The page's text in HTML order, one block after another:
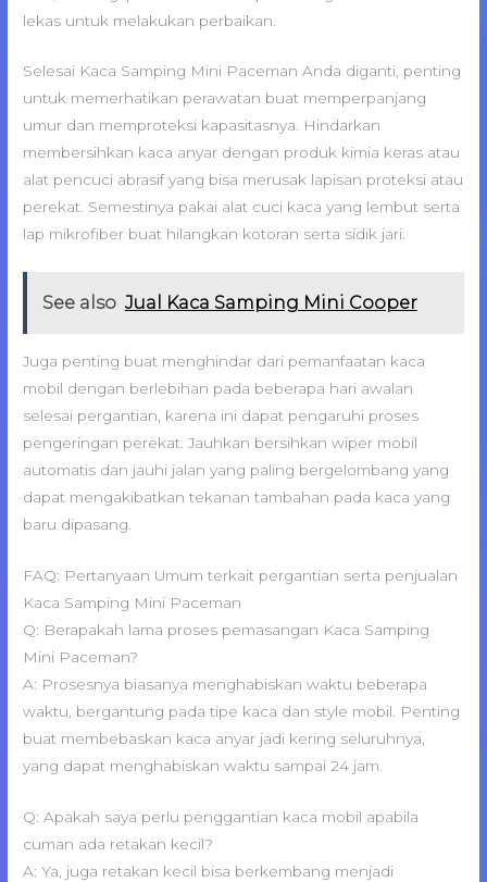
lekas untuk melakukan perbaikan.
Selesai Kaca Samping Mini Paceman Anda diganti, penting
untuk memerhatikan perawatan buat memperpanjang
umur dan memproteksi kapasitasnya. Hindarkan
membersihkan kaca anyar dengan produk kimia keras atau
alat pencuci abrasif yang bisa merusak lapisan proteksi atau
perekat. Semestinya pakai alat cuci kaca yang lembut serta
lap mikrofiber buat hilangkan kotoran serta sidik jari.
See also Jual Kaca Samping Mini Cooper
Juga penting buat menghindar dari pemanfaatan kaca
mobil dengan berlebihan pada beberapa hari awalan
selesai pergantian, karena ini dapat pengaruhi proses
pengeringan perekat. Jauhkan bersihkan wiper mobil
automatis dan jauhi jalan yang paling bergelombang yang
dapat mengakibatkan tekanan tambahan pada kaca yang
baru dipasang.
FAQ: Pertanyaan Umum terkait pergantian serta penjualan
Kaca Samping Mini Paceman
Q: Berapakah lama proses pemasangan Kaca Samping
Mini Paceman?
A: Prosesnya biasanya menghabiskan waktu beberapa
waktu, bergantung pada tipe kaca dan style mobil. Penting
buat membebaskan kaca anyar jadi kering seluruhnya,
yang dapat menghabiskan waktu sampai 24 jam.
Q: Apakah saya perlu penggantian kaca mobil apabila
cuman ada retakan kecil?
A: Ya, juga retakan kecil bisa berkembang menjadi